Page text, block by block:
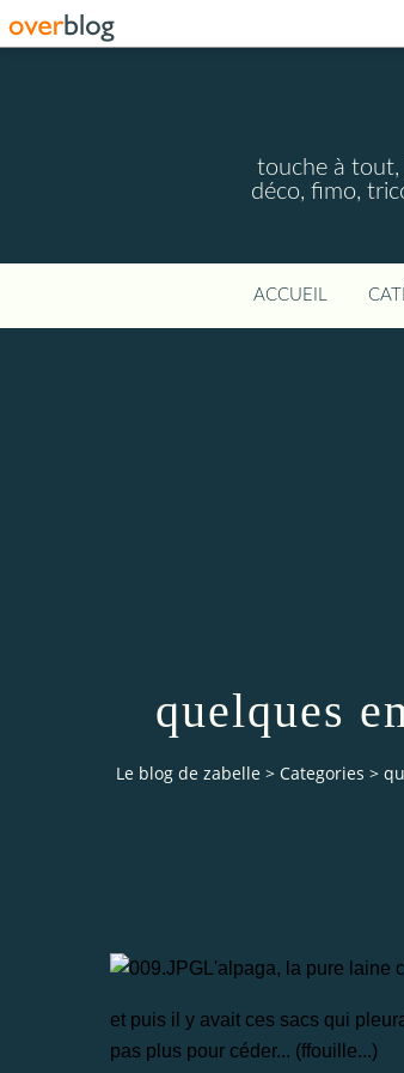
touche à tout,
déco, fimo,
ACCUEIL
quelques
Le blog de zabelle > Categories >
L'alpaga, la pure laine
et puis il y avait ces sacs qui
pas plus pour céder... (ffouille...)